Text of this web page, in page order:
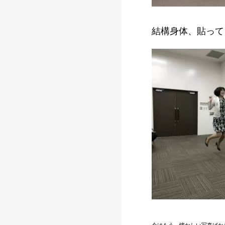
結構身体、貼っ